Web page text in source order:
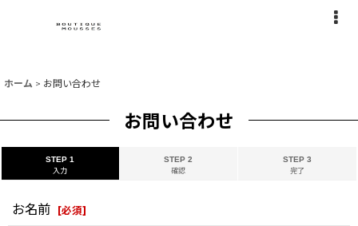
ホーム > お問い合わせ
お問い合わせ
STEP 1
入力
STEP 2
確認
STEP 3
完了
お名前 [必須]